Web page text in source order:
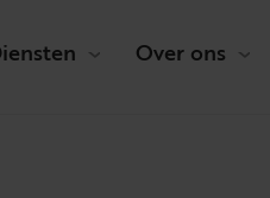
Over ons